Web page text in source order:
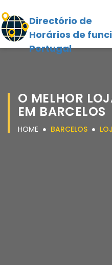
Directório de
Horários de
Portugal
O MELHOR
EM BARCELOS
HOME BARCELOS